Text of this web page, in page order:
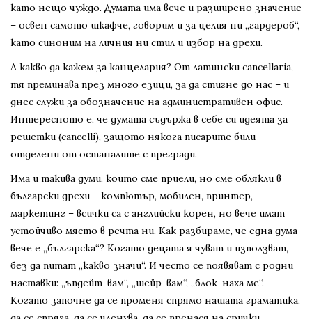
като нещо чуждо. Думата има вече и разширено значение
– освен самото шкафче, говорим и за целия ни „гардероб“,
като синоним на личния ни стил и избор на дрехи.
А какво да кажем за канцелария? От латински cancellaria,
тя преминава през много езици, за да стигне до нас – и
днес служи за обозначение на административен офис.
Интересното е, че думата съдържа в себе си идеята за
решетки (cancelli), защото някога писарите били
отделени от останалите с прегради.
Има и такива думи, които сме приели, но сме облякли в
български дрехи – компютър, мобилен, принтер,
маркетинг – всички са с английски корен, но вече имат
устойчиво място в речта ни. Как разбираме, че една дума
вече е „българска“? Когато децата я чуват и използват,
без да питат „какво значи“. И често се появяват с родни
наставки: „ъпдейт-вам“, „шейр-вам“, „блок-наха ме“.
Когато започне да се променя спрямо нашата граматика,